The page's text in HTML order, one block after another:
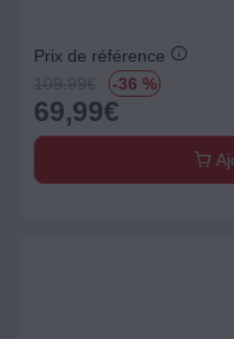
Prix de référence
109.99€ -36 %
69,99€